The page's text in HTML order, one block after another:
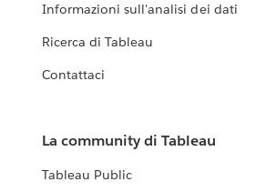
Informazioni sull'analisi dei dati
Ricerca di Tableau
Contattaci
La community di Tableau
Tableau Public